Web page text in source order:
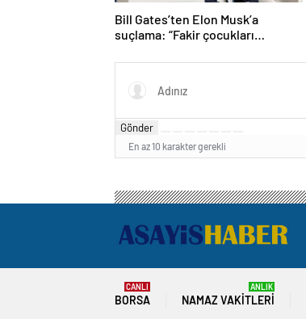
Bill Gates’ten Elon Musk’a
suçlama: “Fakir çocukları
Gönder
En az 10 karakter gerekli
BORSA
CANLI
NAMAZ VAKITLERI
ANLIK